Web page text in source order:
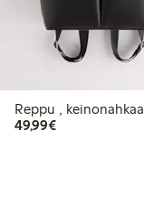
Reppu , keinonahkaa
49,99€49,99 €